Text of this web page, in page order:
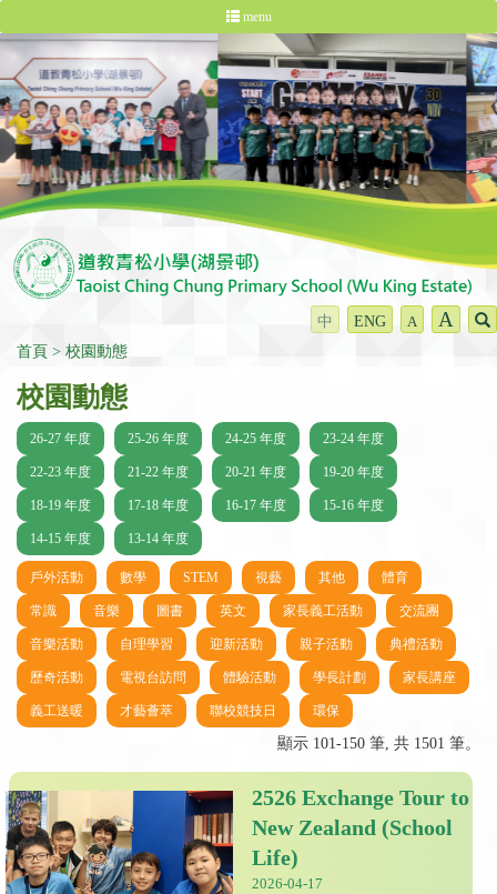
menu
中 ENG A A
首頁 校園動態
校園動態
26-27 年度 25-26 年度 24-25 年度 23-24 年度
22-23 年度 21-22 年度 20-21 年度 19-20 年度
18-19 年度 17-18 年度 16-17 年度 15-16 年度
14-15 年度 13-14 年度
戶外活動 數學 STEM 視藝 其他 體育
常識 音樂 圖書 英文 家長義工活動 交流團
音樂活動 自理學習 迎新活動 親子活動 典禮活動
歷奇活動 電視台訪問 體驗活動 學長計劃 家長講座
義工送暖 才藝薈萃 聯校競技日 環保
顯示 101-150 筆, 共 1501 筆。
2526 Exchange Tour to
New Zealand (School
Life)
2026-04-17